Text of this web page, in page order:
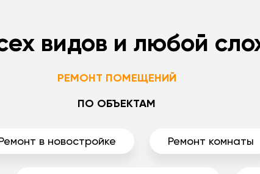
видов и любой
РЕМОНТ ПОМЕЩЕНИЙ
ПО ОБЪЕКТАМ
в новостройке Ремонт комнаты